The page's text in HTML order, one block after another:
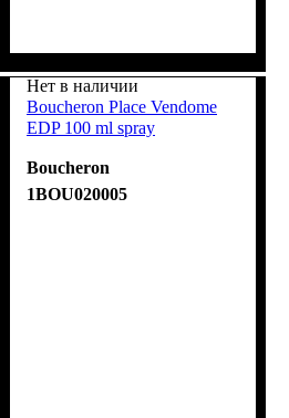
Нет в наличии
Boucheron Place Vendome
EDP 100 ml spray
Boucheron
1BOU020005